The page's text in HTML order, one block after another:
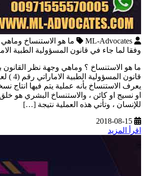
ML-Advocates
ما هو الاستنساخ
وفقا لما جاء في قانون المسؤولية الطبية
ما هو الاستنساخ ؟ وماهي وجهة نظر القانون
يعرف الاستنساخ بأنه عملية يتم فيها انتاج
او نسيج او كائن ، والاستنساخ البشري هو
للإنسان ، وتأتي هذه العملية نتيجة […]
2018-08-15
اقرأ المزيد